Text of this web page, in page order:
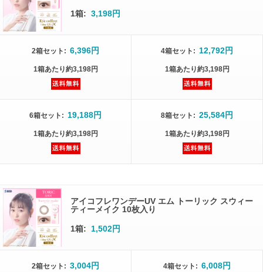
1箱: 3,198円
2箱セット : 6,396円
1箱あたり約3,198円
4箱セット : 12,792円
1箱あたり約3,198円
6箱セット : 19,188円
1箱あたり約3,198円
8箱セット : 25,584円
1箱あたり約3,198円
アイコフレワンデーUV エム トーリック スウィー
ティーメイク 10枚入り
1箱: 1,502円
2箱セット : 3,004円 4箱セット : 6,008円